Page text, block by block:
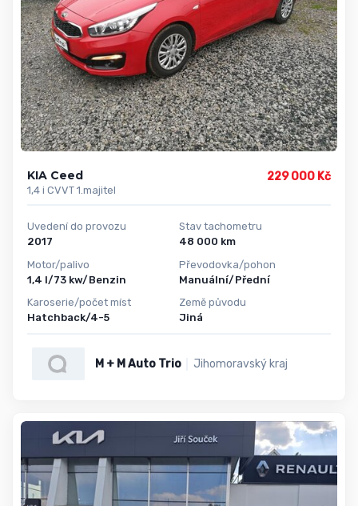
KIA Ceed
1,4 i CVVT 1.majitel
229 000 Kč
Uvedení do provozu
2017
Motor/palivo
1,4 l/73 kw/Benzin
Karoserie/počet míst
Hatchback/4-5
Stav tachometru
48 000 km
Převodovka/pohon
Manuální/Přední
Země původu
Jiná
M + M Auto Trio Jihomoravský kraj